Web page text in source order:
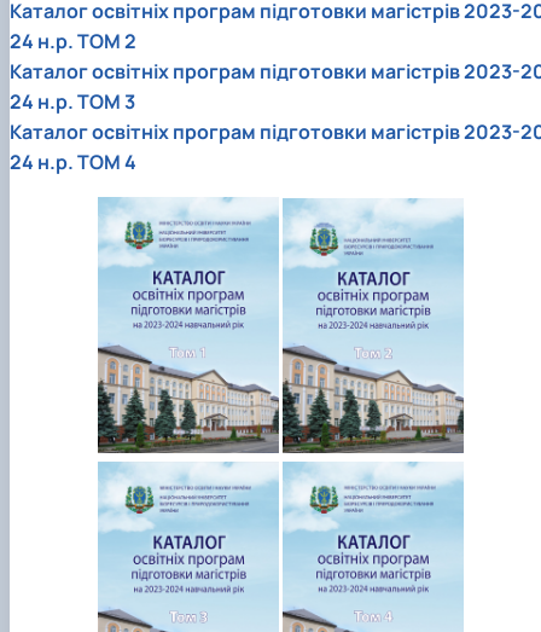
Каталог освітніх програм підготовки магістрів 2023-
24 н.р. ТОМ 2
Каталог освітніх програм підготовки магістрів 2023-
24 н.р. ТОМ 3
Каталог освітніх програм підготовки магістрів 2023-
24 н.р. ТОМ 4